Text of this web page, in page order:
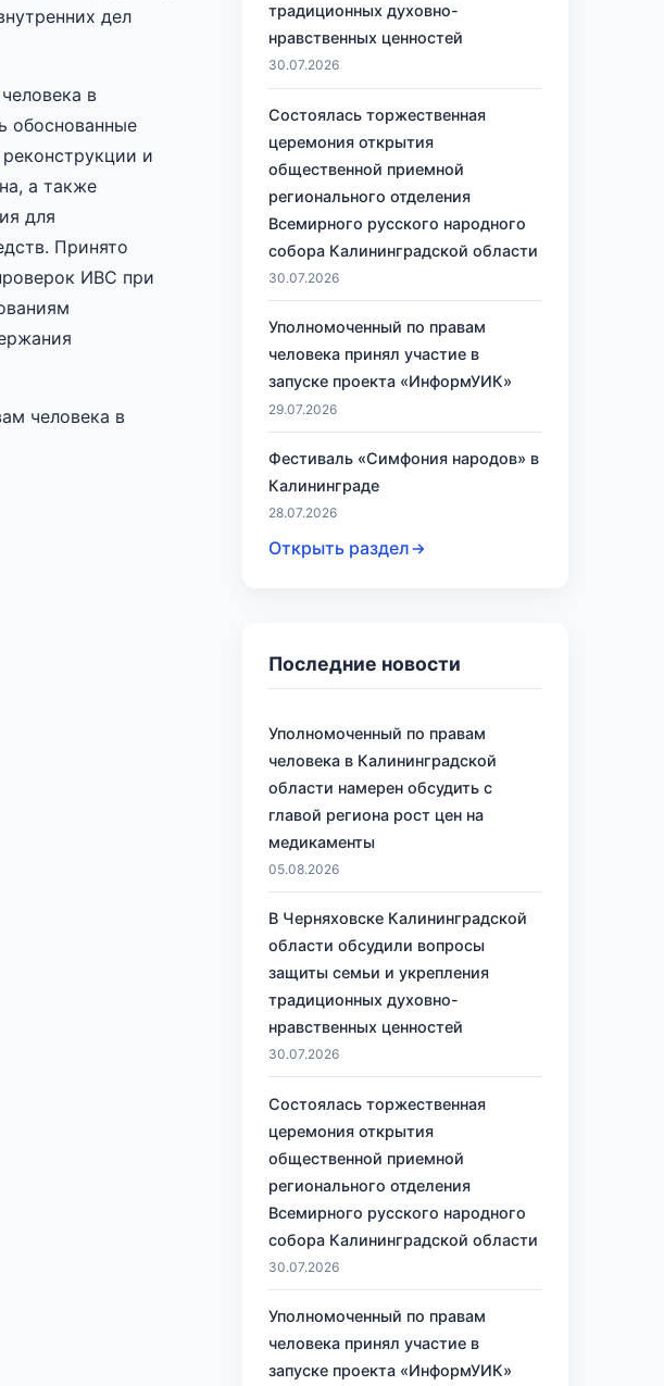
дел
в
обоснованные
и
а также
для
Принято
ИВС при
человека в
традиционных духовно-
нравственных ценностей
30.07.2026
Состоялась торжественная
церемония открытия
общественной приемной
регионального отделения
Всемирного русского народного
собора Калининградской области
30.07.2026
Уполномоченный по правам
человека принял участие в
запуске проекта «ИнформУИК»
29.07.2026
Фестиваль «Симфония народов» в
Калининграде
28.07.2026
Открыть раздел
Последние новости
Уполномоченный по правам
человека в Калининградской
области намерен обсудить с
главой региона рост цен на
медикаменты
05.08.2026
В Черняховске Калининградской
области обсудили вопросы
защиты семьи и укрепления
традиционных духовно-
нравственных ценностей
30.07.2026
Состоялась торжественная
церемония открытия
общественной приемной
регионального отделения
Всемирного русского народного
собора Калининградской области
30.07.2026
Уполномоченный по правам
человека принял участие в
запуске проекта «ИнформУИК»